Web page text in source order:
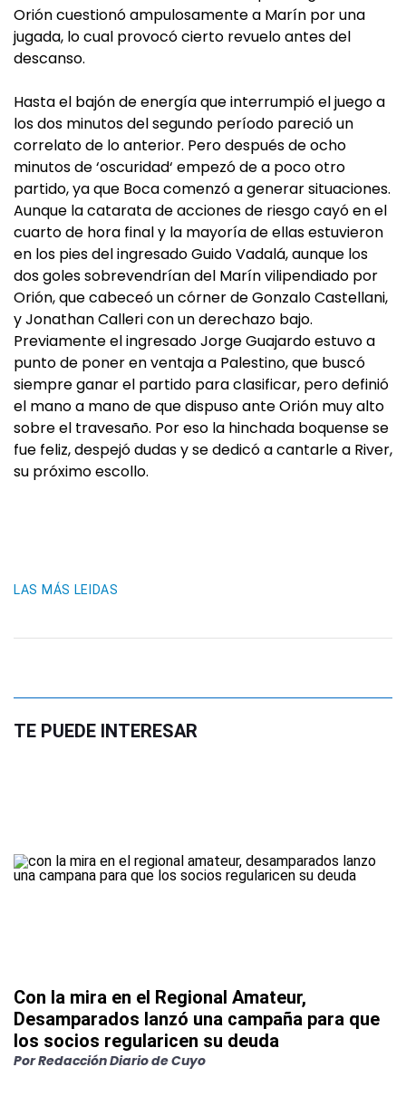
Orión cuestionó ampulosamente a Marín por una
jugada, lo cual provocó cierto revuelo antes del
descanso.
Hasta el bajón de energía que interrumpió el juego a
los dos minutos del segundo período pareció un
correlato de lo anterior. Pero después de ocho
minutos de ‘oscuridad‘ empezó de a poco otro
partido, ya que Boca comenzó a generar situaciones.
Aunque la catarata de acciones de riesgo cayó en el
cuarto de hora final y la mayoría de ellas estuvieron
en los pies del ingresado Guido Vadalá, aunque los
dos goles sobrevendrían del Marín vilipendiado por
Orión, que cabeceó un córner de Gonzalo Castellani,
y Jonathan Calleri con un derechazo bajo.
Previamente el ingresado Jorge Guajardo estuvo a
punto de poner en ventaja a Palestino, que buscó
siempre ganar el partido para clasificar, pero definió
el mano a mano de que dispuso ante Orión muy alto
sobre el travesaño. Por eso la hinchada boquense se
fue feliz, despejó dudas y se dedicó a cantarle a River,
su próximo escollo.
LAS MÁS LEIDAS
TE PUEDE INTERESAR
Con la mira en el Regional Amateur,
Desamparados lanzó una campaña para que
los socios regularicen su deuda
PorRedacción Diario de Cuyo